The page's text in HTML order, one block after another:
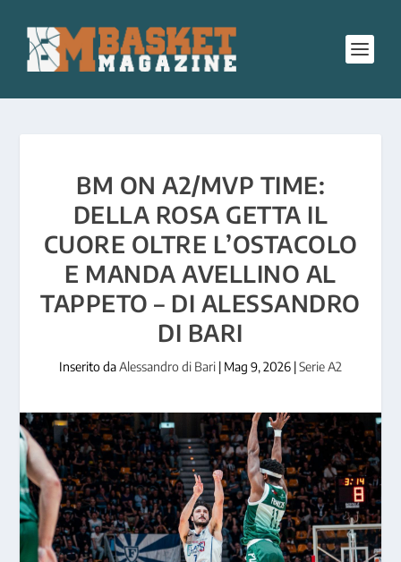
BM ON A2/MVP TIME:
DELLA ROSA GETTA IL
CUORE OLTRE L’OSTACOLO
E MANDA AVELLINO AL
TAPPETO – DI ALESSANDRO
DI BARI
Inserito daAlessandro di Bari | Mag 9, 2026 |Serie A2